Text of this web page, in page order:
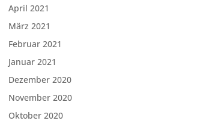
April 2021
März 2021
Februar 2021
Januar 2021
Dezember 2020
November 2020
Oktober 2020